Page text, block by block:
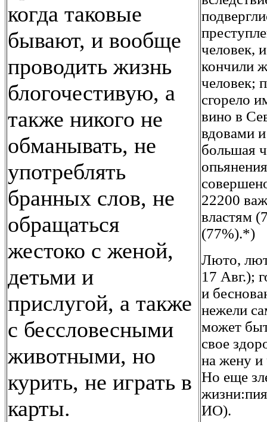
когда таковые
бывают, и вообще
проводить жизнь
блогочестивую, а
также никого не
обманывать, не
употреблять
бранных слов, не
обращаться
жестоко с женой,
детьми и
прислугой, а также
с бессловесными
животными, но
курить, не играть в
карты.
человек,
кончили
человек;
сгорело
вино в
вдовами и
большая
22200
властям
(77%).*)
Люто,
17 Авг.);
и
нежели
может
свое
на жену и
Но еще
ИО).